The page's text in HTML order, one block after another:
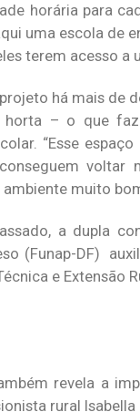
horária para
uma escola de
terem acesso a
há mais de
– o que
“Esse
muito
a dupla
(Funap-DF)
e Extensão
revela a
rural Isabella